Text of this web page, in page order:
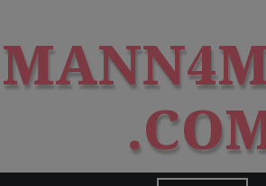
i
p
o
c
n